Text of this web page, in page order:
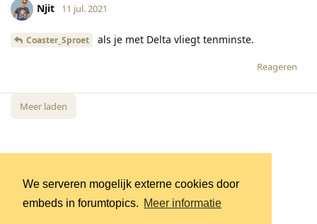
We serveren mogelijk externe cookies door
embeds in forumtopics. Meer informatie
Njit 11 jul. 2021
Coaster_Sproet als je met Delta vliegt tenminste.
Reageren
Meer laden